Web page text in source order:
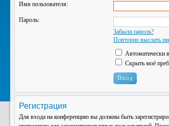
Имя пользователя:
Пароль:
Забыли пароль?
Повторно выслать
Автоматически
Скрыть моё
Регистрация
Для входа на конференцию вы должны быть